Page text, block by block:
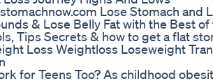
Lose Stomach and
& Lose Belly Fat with the Best
Tips Secrets & how to get a flat
Loss Weightloss Loseweight
for Teens Too? As childhood